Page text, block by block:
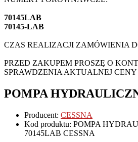
70145LAB
70145-LAB
CZAS REALIZACJI ZAMÓWIENIA
PRZED ZAKUPEM PROSZĘ O
SPRAWDZENIA AKTUALNEJ CENY
POMPA
Producent: CESSNA
Kod produktu: POMPA
70145LAB CESSNA